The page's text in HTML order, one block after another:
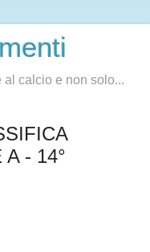
calcio e non solo...
A - 14°